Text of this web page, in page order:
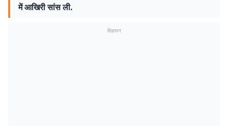
में आखिरी सांस ली.
विज्ञापन